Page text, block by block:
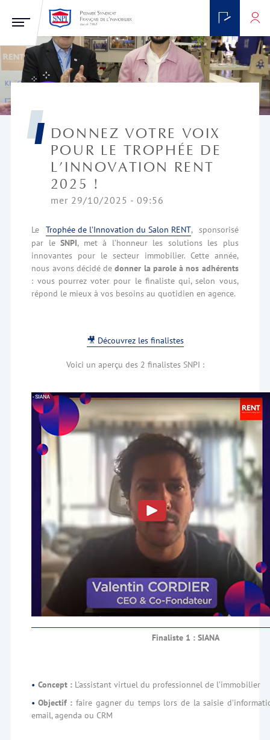
DONNEZ VOTRE VOIX
POUR LE TROPHÉE DE
L’INNOVATION RENT
2025 !
mer 29/10/2025 - 09:56
Le Trophée de l’Innovation du Salon RENT, sponsorisé
par leSNPI, met à l’honneur les solutions les plus
innovantes pour le secteur immobilier. Cette année,
nous avons décidé dedonner la parole à nos adhérents
: vous pourrez voter pour le finaliste qui, selon vous,
répond le mieux à vos besoins au quotidien en agence.
🎥 Découvrez les finalistes
Voici un aperçu des 2 finalistes SNPI :
Finaliste 1 : SIANA
Concept :L'assistant virtuel du professionnel de l’immobilier
Objectif : faire gagner du temps lors de la saisie
email, agenda ou CRM